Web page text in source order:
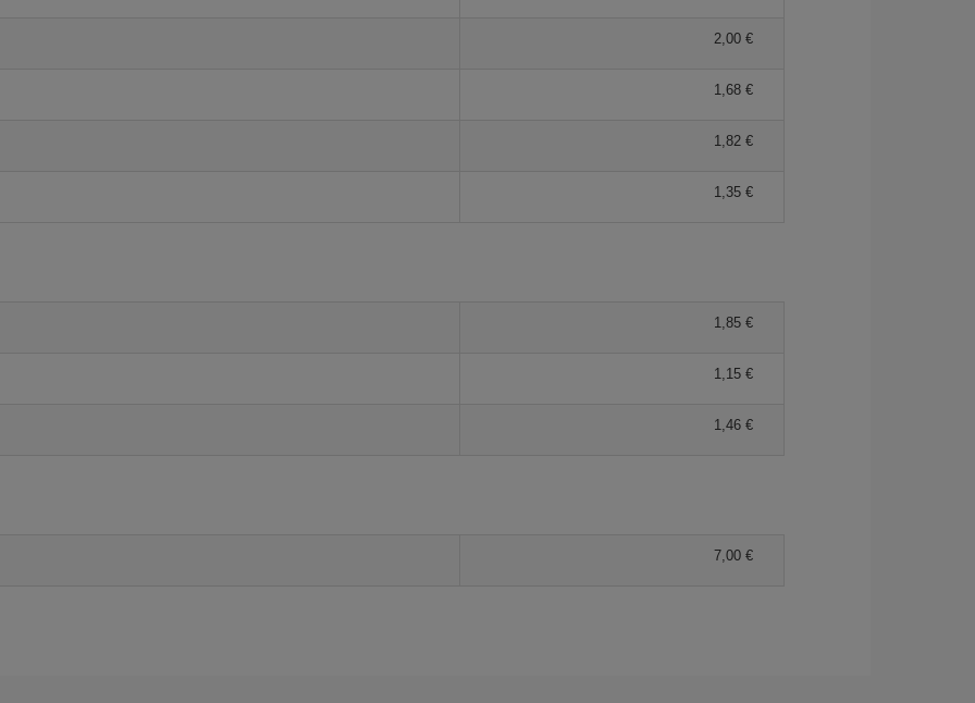
2,00 €
1,68 €
1,82 €
1,35 €
1,85 €
1,15 €
1,46 €
7,00 €